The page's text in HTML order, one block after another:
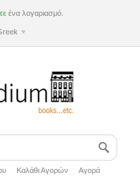
ένα λογαριασμό.
Καλάθι Αγορών Αγορά